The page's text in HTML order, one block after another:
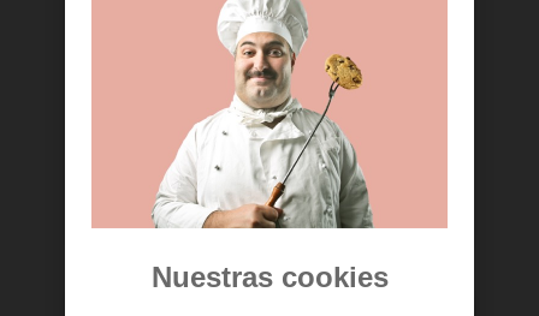
política de privacidad para
webs y apps
más información
Nuestras cookies